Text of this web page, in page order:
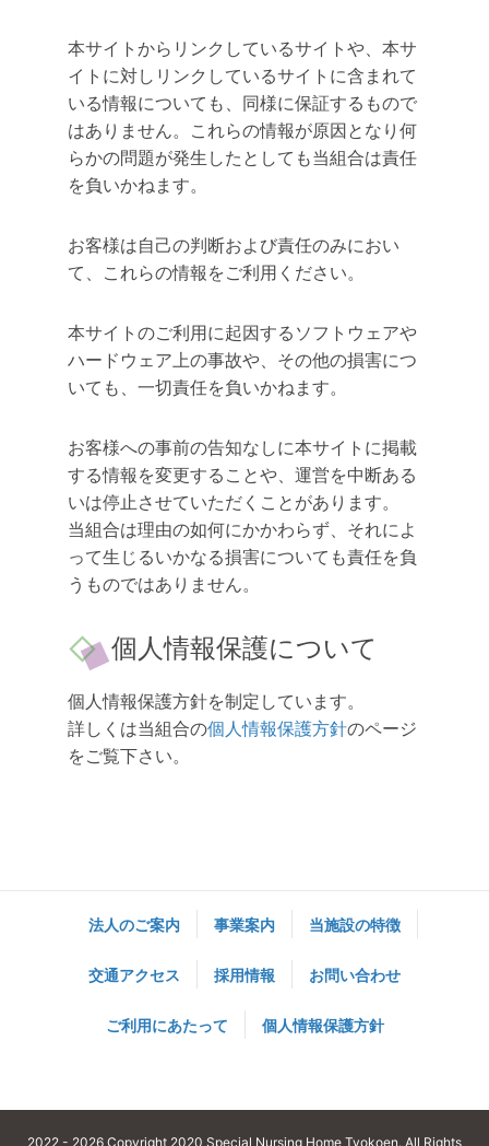
本サイトからリンクしているサイトや、本サ
イトに対しリンクしているサイトに含まれて
いる情報についても、同様に保証するもので
はありません。これらの情報が原因となり何
らかの問題が発生したとしても当組合は責任
を負いかねます。
お客様は自己の判断および責任のみにおい
て、これらの情報をご利用ください。
本サイトのご利用に起因するソフトウェアや
ハードウェア上の事故や、その他の損害につ
いても、一切責任を負いかねます。
お客様への事前の告知なしに本サイトに掲載
する情報を変更することや、運営を中断ある
いは停止させていただくことがあります。
当組合は理由の如何にかかわらず、それによ
って生じるいかなる損害についても責任を負
うものではありません。
個人情報保護について
個人情報保護方針を制定しています。
詳しくは当組合の個人情報保護方針のページ
をご覧下さい。
法人のご案内 事業案内 当施設の特徴
交通アクセス 採用情報 お問い合わせ
ご利用にあたって 個人情報保護方針
2022 - 2026 Copyright 2020 Special Nursing Home Tyokoen. All Rights